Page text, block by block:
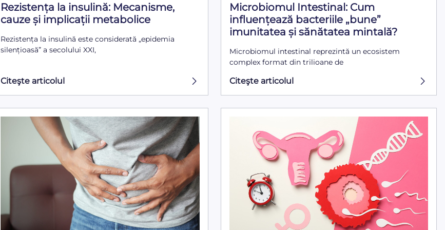
Rezistența la insulină: Mecanisme,
cauze și implicații metabolice
Rezistența la insulină este considerată „epidemia
silențioasă” a secolului XXI,
Citeşte articolul
Microbiomul Intestinal: Cum
influențează bacteriile „bune”
imunitatea și sănătatea mintală?
Microbiomul intestinal reprezintă un ecosistem
complex format din trilioane de
Citeşte articolul